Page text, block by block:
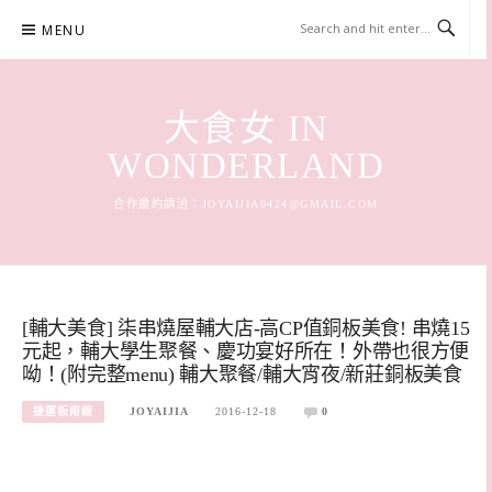
content
MENU
大食女 IN
WONDERLAND
合作邀約請洽： JOYAIJIA0424@GMAIL.COM
[輔大美食] 柒串燒屋輔大店-高CP值銅板美食! 串燒15
元起，輔大學生聚餐、慶功宴好所在！外帶也很方便
呦！(附完整menu) 輔大聚餐/輔大宵夜/新莊銅板美食
捷運板南線 JOYAIJIA 2016-12-18 0